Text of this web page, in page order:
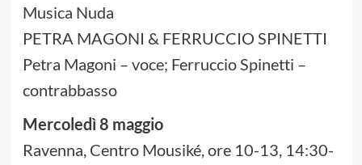
Musica Nuda
PETRA MAGONI & FERRUCCIO SPINETTI
Petra Magoni – voce; Ferruccio Spinetti –
contrabbasso
Mercoledì 8 maggio
Ravenna, Centro Mousiké, ore 10-13, 14:30-